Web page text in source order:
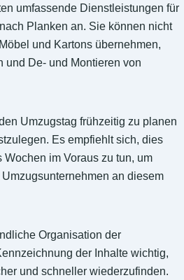
umfassende Dienstleistungen für
Planken an. Sie können nicht
und Kartons übernehmen,
und De- und Montieren von
Umzugstag frühzeitig zu planen
Es empfiehlt sich, dies
im Voraus zu tun, um
an diesem
Organisation der
der Inhalte wichtig,
und schneller wiederzufinden.